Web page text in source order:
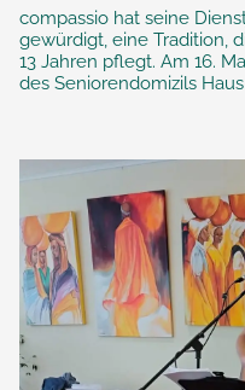
compassio hat seine
gewürdigt, eine Tradition,
13 Jahren pflegt. Am 16.
des Seniorendomizils